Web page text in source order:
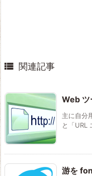
 関連記事
Web ツ
主に自分
と「URL
游を